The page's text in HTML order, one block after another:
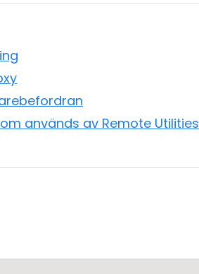
används av Remote Utilities